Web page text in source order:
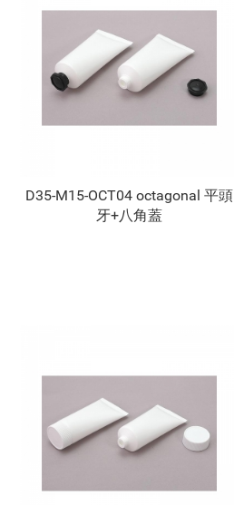
D35-M15-OCT04 octagonal 平頭
牙+八角蓋